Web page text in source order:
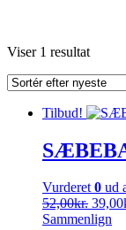
Viser 1 resultat
Tilbud!
Vurderet0 ud
52,00kr. Den
39,00
Sammenlign